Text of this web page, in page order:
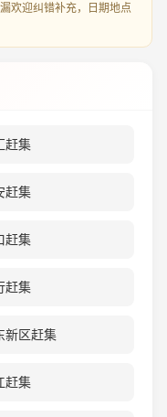
欢迎纠错补充，日期地点
赶集
赶集
赶集
赶集
新区赶集
赶集